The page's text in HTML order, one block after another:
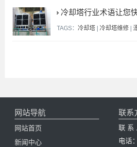
冷却塔行业术语让您
TAGS： 冷却塔 | 冷却塔维修 |
网站导航
网站首页
新闻中心
联系
联 系
电话